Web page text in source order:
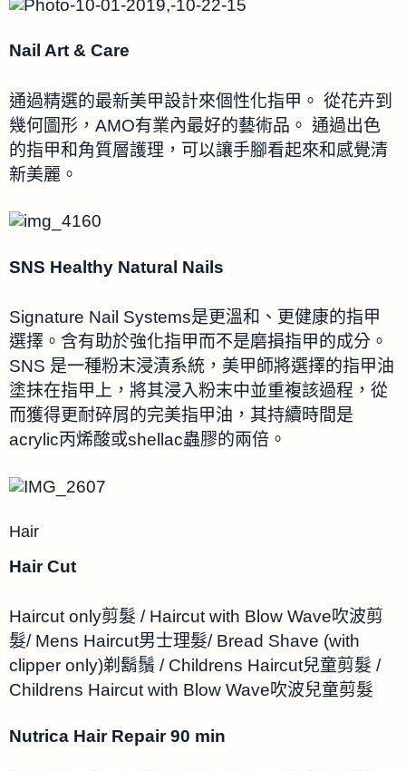
Nail Art & Care
通過精選的最新美甲設計來個性化指甲。 從花卉到
幾何圖形，AMO有業內最好的藝術品。 通過出色
的指甲和角質層護理，可以讓手腳看起來和感覺清
新美麗。
SNS Healthy Natural Nails
Signature Nail Systems是更溫和、更健康的指甲
選擇。含有助於強化指甲而不是磨損指甲的成分。
SNS 是一種粉末浸漬系統，美甲師將選擇的指甲油
塗抹在指甲上，將其浸入粉末中並重複該過程，從
而獲得更耐碎屑的完美指甲油，其持續時間是
acrylic丙烯酸或shellac蟲膠的兩倍。
Hair
Hair Cut
Haircut only剪髮 / Haircut with Blow Wave吹波剪
髮/ Mens Haircut男士理髮/ Bread Shave (with
clipper only)剃鬍鬚 / Childrens Haircut兒童剪髮 /
Childrens Haircut with Blow Wave吹波兒童剪髮
Nutrica Hair Repair 90 min